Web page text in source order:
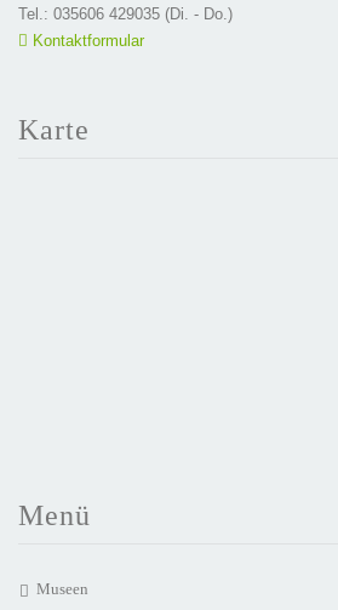
Tel.: 035606 429035 (Di. - Do.)
Kontaktformular
Karte
Menü
Museen